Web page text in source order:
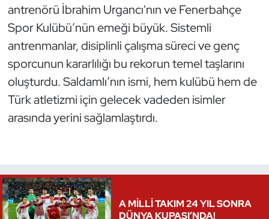
antrenörü İbrahim Urgancı'nın ve Fenerbahçe
Spor Kulübü’nün emeği büyük. Sistemli
antrenmanlar, disiplinli çalışma süreci ve genç
sporcunun kararlılığı bu rekorun temel taşlarını
oluşturdu. Saldamlı’nın ismi, hem kulübü hem de
Türk atletizmi için gelecek vadeden isimler
arasında yerini sağlamlaştırdı.
A MİLLİ TAKIM 24 YIL SONRA
DÜNYA KUPASI’NDA!
Kürek
Masa Tenisi
Modern Pentatlon
Motor Sporları
Okçuluk
Optimist